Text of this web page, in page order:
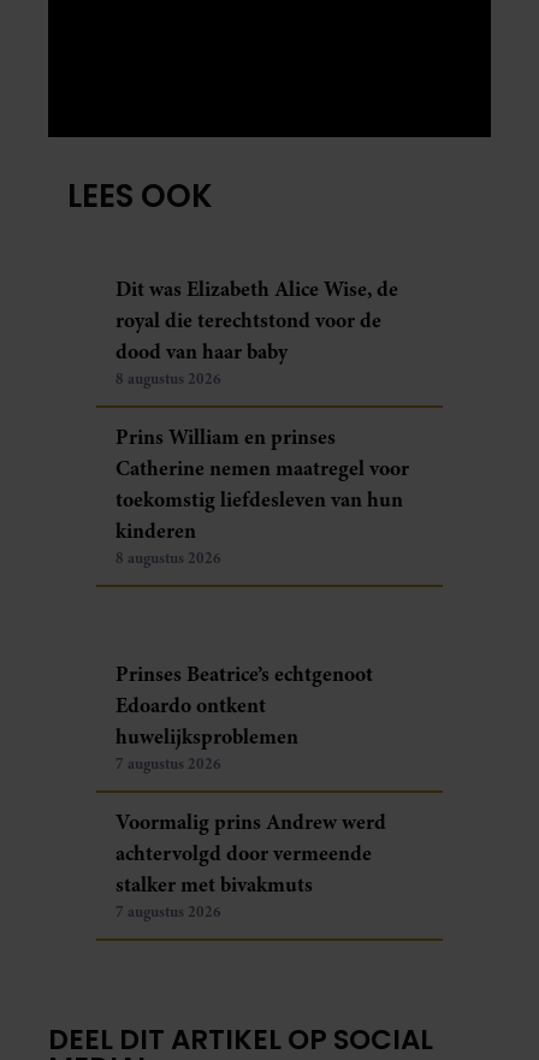
LEES OOK
Dit was Elizabeth Alice Wise, de
royal die terechtstond voor de
dood van haar baby
8 augustus 2026
Prins William en prinses
Catherine nemen maatregel voor
toekomstig liefdesleven van hun
kinderen
8 augustus 2026
Prinses Beatrice’s echtgenoot
Edoardo ontkent
huwelijksproblemen
7 augustus 2026
Voormalig prins Andrew werd
achtervolgd door vermeende
stalker met bivakmuts
7 augustus 2026
DEEL DIT ARTIKEL OP SOCIAL